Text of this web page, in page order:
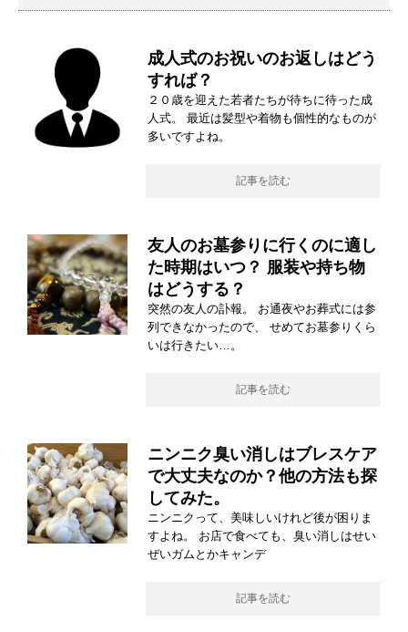
成人式のお祝いのお返しはどう
すれば？
２０歳を迎えた若者たちが待ちに待った成
人式。 最近は髪型や着物も個性的なものが
多いですよね。
記事を読む
友人のお墓参りに行くのに適し
た時期はいつ？ 服装や持ち物
はどうする？
突然の友人の訃報。 お通夜やお葬式には参
列できなかったので、 せめてお墓参りくら
いは行きたい…。
記事を読む
ニンニク臭い消しはブレスケア
で大丈夫なのか？他の方法も探
してみた。
ニンニクって、美味しいけれど後が困りま
すよね。 お店で食べても、臭い消しはせい
ぜいガムとかキャンデ
記事を読む